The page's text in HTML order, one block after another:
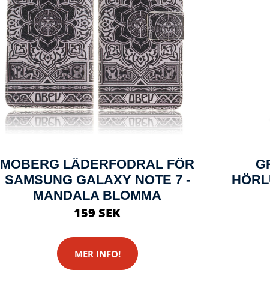
MOBERG LÄDERFODRAL FÖR
SAMSUNG GALAXY NOTE 7 -
MANDALA BLOMMA
159 SEK
MER INFO!